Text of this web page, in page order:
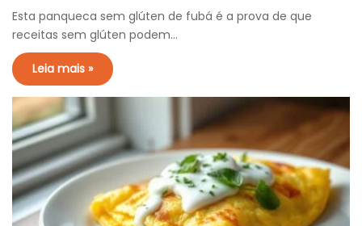
Esta panqueca sem glúten de fubá é a prova de que
receitas sem glúten podem…
Leia mais »